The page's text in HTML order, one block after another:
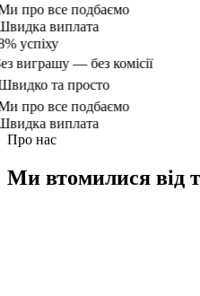
про все подбаємо
виплата
успіху
виграшу — без комісії
та просто
про все подбаємо
виплата
Про нас
Ми втомилися від